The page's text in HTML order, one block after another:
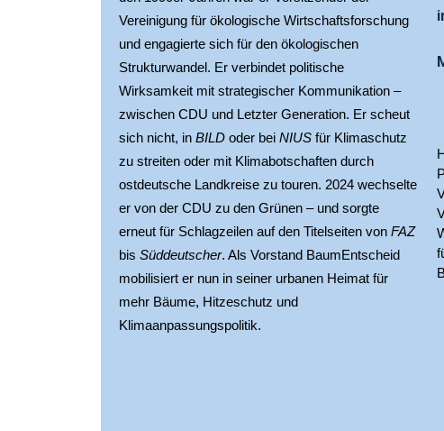
Vereinigung für ökologische Wirtschaftsforschung
und engagierte sich für den ökologischen
Strukturwandel. Er verbindet politische
Wirksamkeit mit strategischer Kommunikation –
zwischen CDU und Letzter Generation. Er scheut
sich nicht, in BILD oder bei NIUS für Klimaschutz
zu streiten oder mit Klimabotschaften durch
ostdeutsche Landkreise zu touren. 2024 wechselte
er von der CDU zu den Grünen – und sorgte
erneut für Schlagzeilen auf den Titelseiten von FAZ
bis Süddeutscher. Als Vorstand BaumEntscheid
mobilisiert er nun in seiner urbanen Heimat für
mehr Bäume, Hitzeschutz und
Klimaanpassungspolitik.